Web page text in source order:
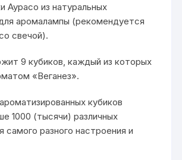
Аурасо из натуральных
аромалампы (рекомендуется
свечой).
9 кубиков, каждый из которых
«Веганез».
кубиков
1000 (тысячи) различных
самого разного настроения и